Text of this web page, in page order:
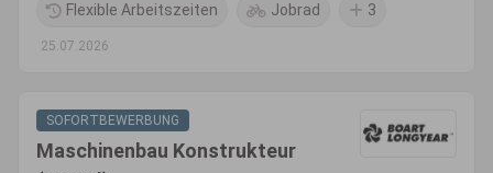
Flexible Arbeitszeiten Jobrad 3
25.07.2026
SOFORTBEWERBUNG
Maschinenbau Konstrukteur